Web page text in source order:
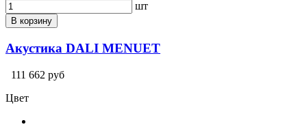
шт
В корзину
Акустика DALI MENUET
111 662 руб
Цвет